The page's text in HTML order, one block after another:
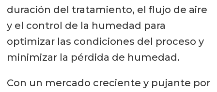
duración del tratamiento, el flujo de aire
y el control de la humedad para
optimizar las condiciones del proceso y
minimizar la pérdida de humedad.
Con un mercado creciente y pujante por